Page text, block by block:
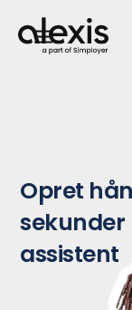
Opret
sekunder
assistent